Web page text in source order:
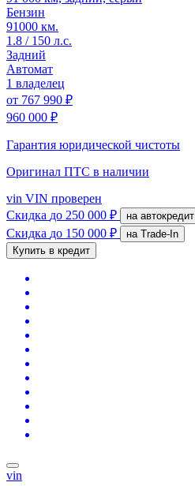
Бензин
91000 км.
1.8 / 150 л.с.
Задний
Автомат
1 владелец
от 767 990 ₽
960 000 ₽
Гарантия юридической чистоты
Оригинал ПТС в наличии
vin VIN проверен
Скидка до 250 000 ₽ на автокредит
Скидка до 150 000 ₽
на Trade-In
Купить в кредит
vin